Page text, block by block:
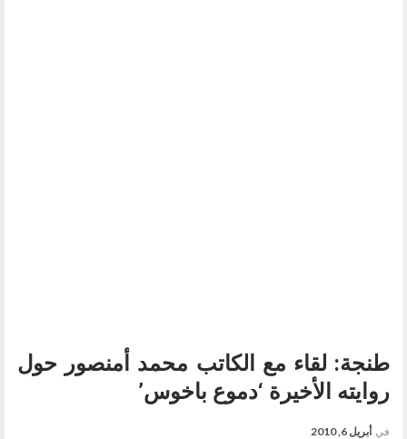
طنجة: لقاء مع الكاتب محمد أمنصور حول
روايته الأخيرة ‘دموع باخوس’
في أبريل 6, 2010